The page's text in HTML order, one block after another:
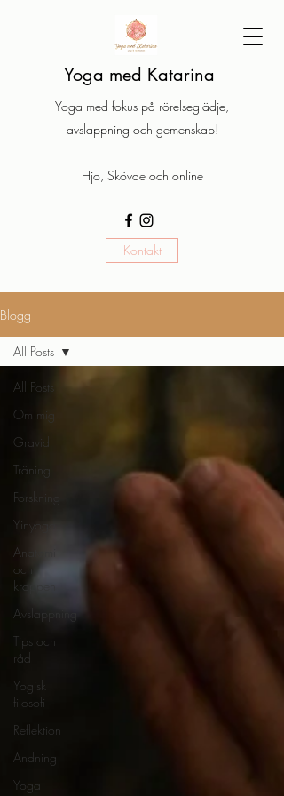
Yoga med Katarina
Yoga med fokus på rörelseglädje,
avslappning och gemenskap!
Hjo, Skövde och online
Kontakt
Blogg
All Posts
Om mig
Gravid
Träning
Forskning
Yinyoga
Anatomi
och
kroppen
Avslappning
Tips och
råd
Yogisk
filosofi
Reflektion
Andning
Yoga
All Posts